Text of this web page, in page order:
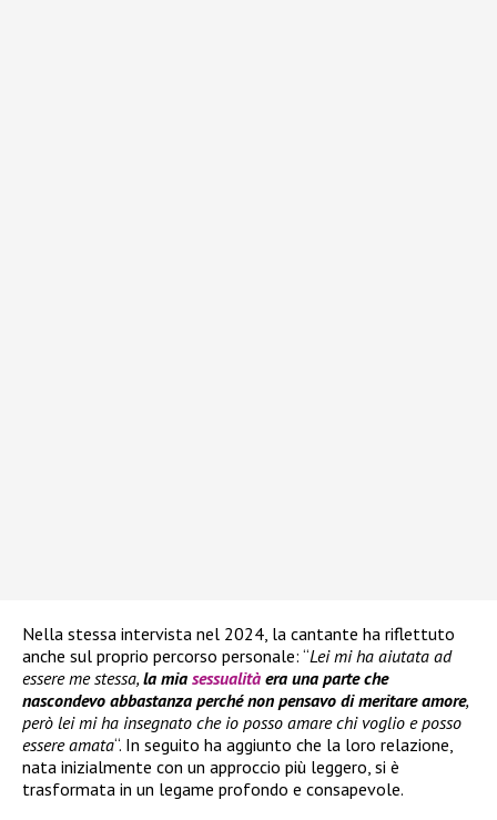
Nella stessa intervista nel 2024, la cantante ha riflettuto
anche sul proprio percorso personale: “Lei mi ha aiutata ad
essere me stessa, la mia sessualità era una parte che
nascondevo abbastanza perché non pensavo di meritare amore,
però lei mi ha insegnato che io posso amare chi voglio e posso
essere amata“. In seguito ha aggiunto che la loro relazione,
nata inizialmente con un approccio più leggero, si è
trasformata in un legame profondo e consapevole.